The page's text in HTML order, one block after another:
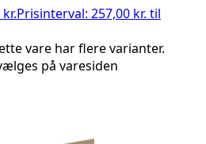
kr.Prisinterval: 257,00 kr. til
vare har flere varianter.
på varesiden